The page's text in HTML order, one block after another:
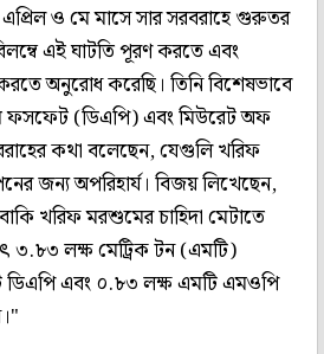
ও মে মাসে সার সরবরাহে গুরুতর
এই ঘাটতি পূরণ করতে এবং
করতে অনুরোধ করেছি। তিনি বিশেষভাবে
ফসফেট (ডিএপি) এবং মিউরেট অফ
কথা বলেছেন, যেগুলি খরিফ
জন্য অপরিহার্য। বিজয় লিখেছেন,
খরিফ মরশুমের চাহিদা মেটাতে
৩.৮৩ লক্ষ মেট্রিক টন (এমটি)
ডিএপি এবং ০.৮৩ লক্ষ এমটি এমওপি